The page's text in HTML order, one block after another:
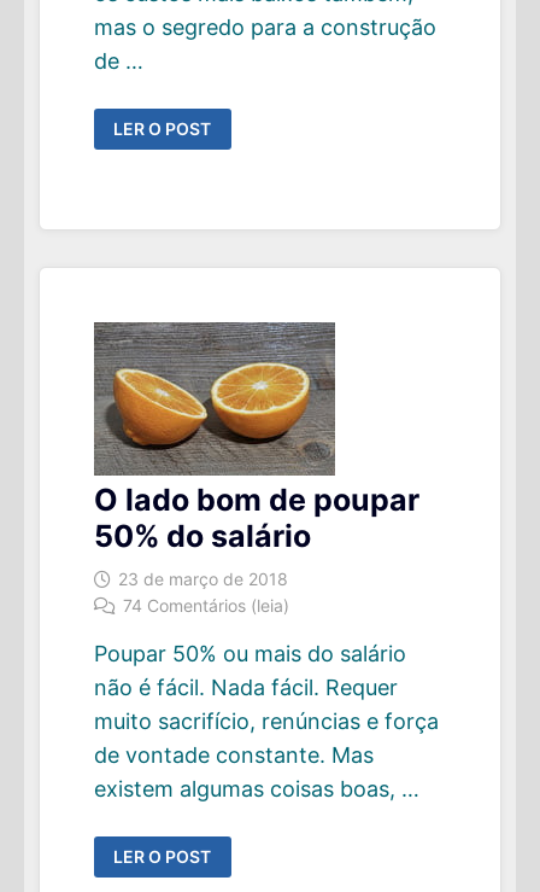
mas o segredo para a construção
de …
PORQUE
SEUS
APORTES
QUE
RETORNO
INVESTIMENTOS
?
LER O POST
O lado bom de poupar
50% do salário
23 de março de 2018
74 Comentários (leia)
Poupar 50% ou mais do salário
não é fácil. Nada fácil. Requer
muito sacrifício, renúncias e força
de vontade constante. Mas
existem algumas coisas boas, …
O
LADO
BOM
LER O POST